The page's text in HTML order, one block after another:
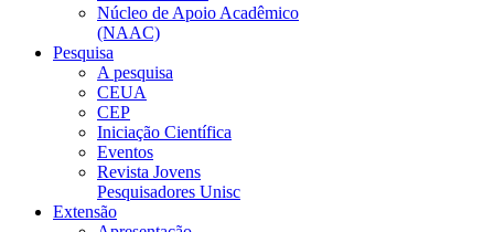
Núcleo de Apoio Acadêmico
(NAAC)
Pesquisa
A pesquisa
CEUA
CEP
Iniciação Científica
Eventos
Revista Jovens
Pesquisadores Unisc
Extensão